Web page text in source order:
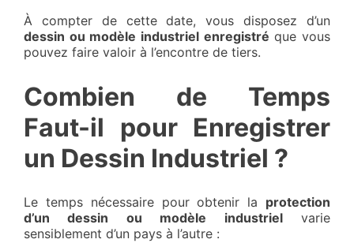
À compter de cette date, vous disposez d’un
dessin ou modèle industriel enregistré que vous
pouvez faire valoir à l’encontre de tiers.
Combien de Temps
Faut-il pour Enregistrer
un Dessin Industriel ?
Le temps nécessaire pour obtenir la protection
d’un dessin ou modèle industrielvarie
sensiblement d’un pays à l’autre :